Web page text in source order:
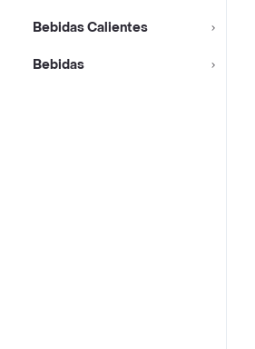
Bebidas Calientes
Bebidas